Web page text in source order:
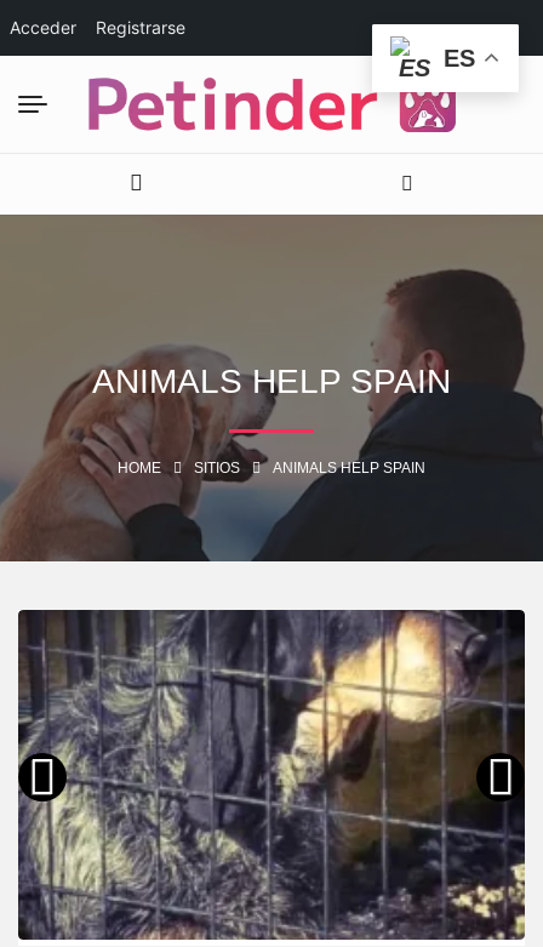
Acceder Registrarse
ANIMALS HELP SPAIN
HOME SITIOS ANIMALS HELP SPAIN
ES